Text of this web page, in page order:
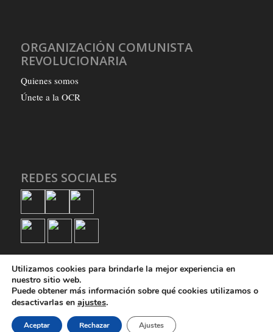
ORGANIZACIÓN COMUNISTA
REVOLUCIONARIA
Quienes somos
Únete a la OCR
REDES SOCIALES
Quienes somos
Únete a la OCR Política de privacidad
Utilizamos cookies para brindarle la mejor experiencia en
nuestro sitio web.
Puede obtener más información sobre qué cookies utilizamos o
desactivarlas en ajustes.
Aceptar Rechazar Ajustes